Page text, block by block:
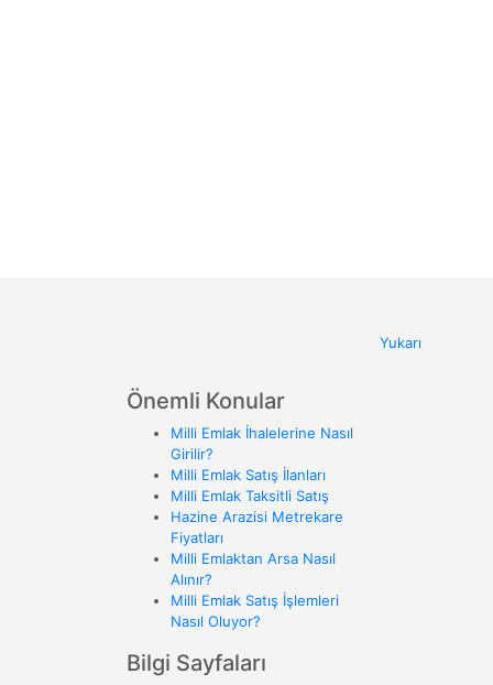
Yukarı
Önemli Konular
Milli Emlak İhalelerine Nasıl
Girilir?
Milli Emlak Satış İlanları
Milli Emlak Taksitli Satış
Hazine Arazisi Metrekare
Fiyatları
Milli Emlaktan Arsa Nasıl
Alınır?
Milli Emlak Satış İşlemleri
Nasıl Oluyor?
Bilgi Sayfaları